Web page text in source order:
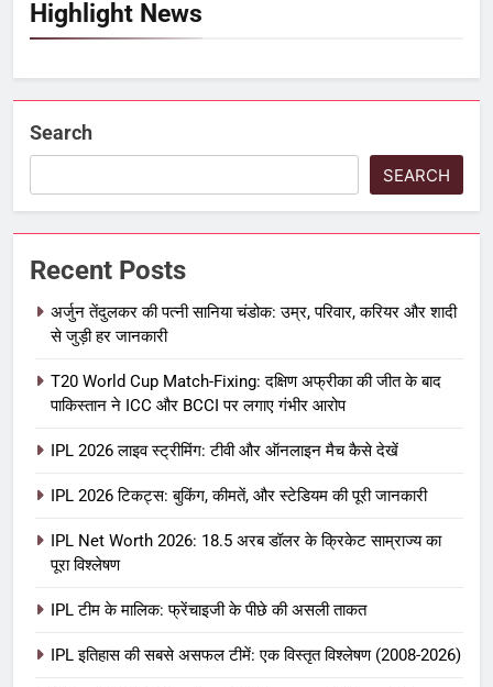
Highlight News
Search
SEARCH
Recent Posts
अर्जुन तेंदुलकर की पत्नी सानिया चंडोक: उम्र, परिवार, करियर और शादी
से जुड़ी हर जानकारी
T20 World Cup Match-Fixing: दक्षिण अफ्रीका की जीत के बाद
पाकिस्तान ने ICC और BCCI पर लगाए गंभीर आरोप
IPL 2026 लाइव स्ट्रीमिंग: टीवी और ऑनलाइन मैच कैसे देखें
IPL 2026 टिकट्स: बुकिंग, कीमतें, और स्टेडियम की पूरी जानकारी
IPL Net Worth 2026: 18.5 अरब डॉलर के क्रिकेट साम्राज्य का
पूरा विश्लेषण
IPL टीम के मालिक: फ्रेंचाइजी के पीछे की असली ताकत
IPL इतिहास की सबसे असफल टीमें: एक विस्तृत विश्लेषण (2008-2026)
IPL Net Worth 2026: 18.5 अरब डॉलर
आईपीएल 2026 क्रिकेट